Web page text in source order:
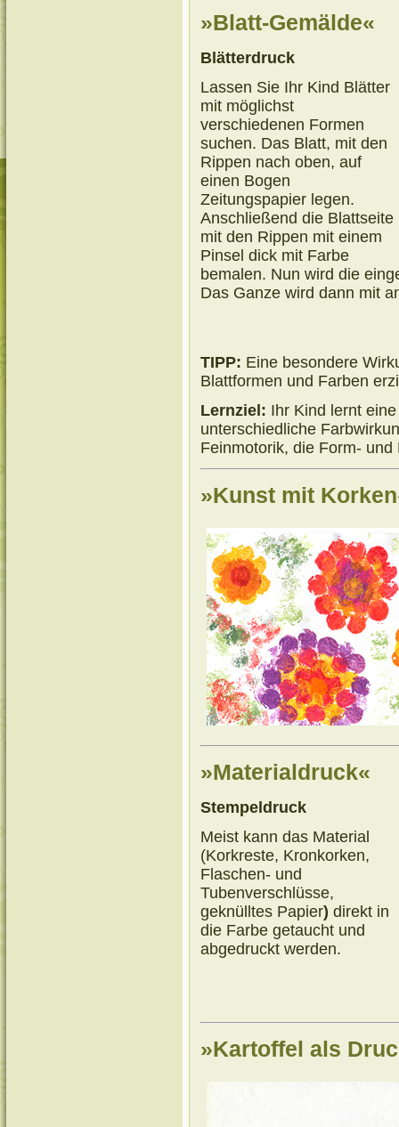
»Blatt-Gemälde«
Blätterdruck
Lassen Sie Ihr Kind Blätter
mit möglichst
verschiedenen Formen
suchen. Das Blatt, mit den
Rippen nach oben, auf
einen Bogen
Zeitungspapier legen.
Anschließend die Blattseite
mit den Rippen mit einem
Pinsel dick mit Farbe
bemalen. Nun wird die
Das Ganze wird dann mit
TIPP: Eine besondere
Blattformen und Farben
Lernziel: Ihr Kind lernt
unterschiedliche
Feinmotorik, die Form-
»Kunst mit
»Materialdruck«
Stempeldruck
Meist kann das Material
(Korkreste, Kronkorken,
Flaschen- und
Tubenverschlüsse,
geknülltes Papier) direkt in
die Farbe getaucht und
abgedruckt werden.
»Kartoffel als